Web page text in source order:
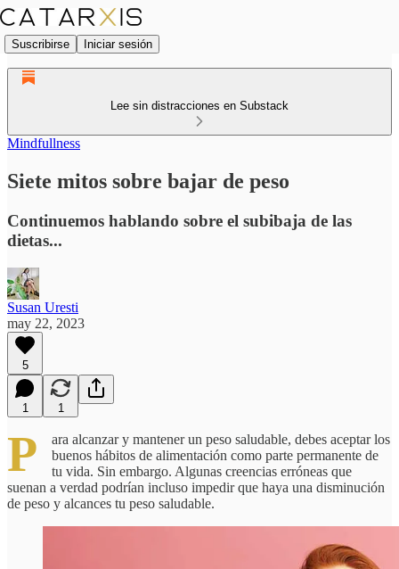
Suscribirse Iniciar sesión
Lee sin distracciones en Substack
Mindfullness
Siete mitos sobre bajar de peso
Continuemos hablando sobre el subibaja de las
dietas...
Susan Uresti
may 22, 2023
5
1 1
P
ara alcanzar y mantener un peso saludable, debes aceptar los
buenos hábitos de alimentación como parte permanente de
tu vida. Sin embargo. Algunas creencias erróneas que
suenan a verdad podrían incluso impedir que haya una disminución
de peso y alcances tu peso saludable.